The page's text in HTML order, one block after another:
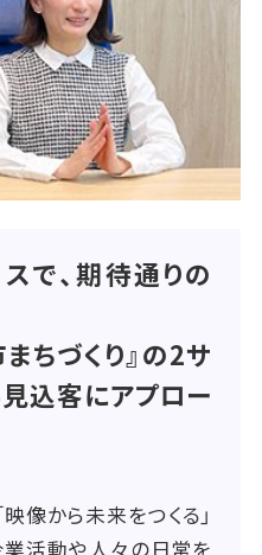
で、期待通りの
まちづくり』の2サ
込客にアプロー
像から未来をつくる」
業活動や人々の日常を